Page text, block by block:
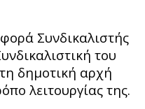
Συνδικαλιστής
του
δημοτική αρχή
λειτουργίας της.